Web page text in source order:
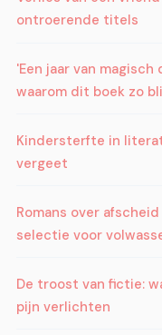
ontroerende titels
'Een jaar van
waarom dit boek zo
Kindersterfte in
vergeet
Romans over
selectie voor
De troost van fictie:
pijn verlichten